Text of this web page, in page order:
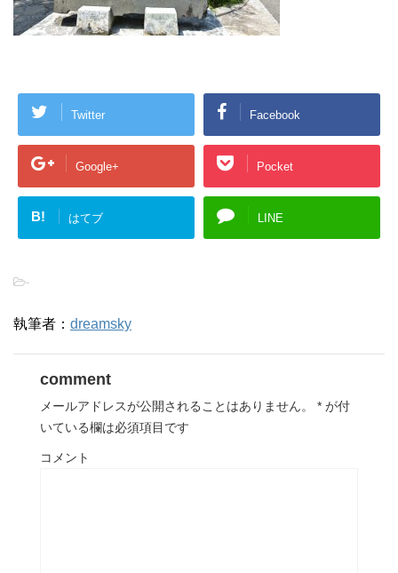
Twitter Facebook
Google+ Pocket
B! はてブ LINE
-
執筆者： dreamsky
comment
メールアドレスが公開されることはありません。 * が付
いている欄は必須項目です
コメント